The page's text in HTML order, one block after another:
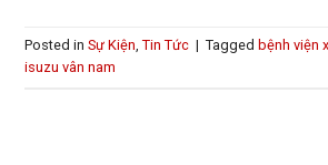
Posted in Sự Kiện, Tin Tức | Tagged bệnh viện
isuzu vân nam